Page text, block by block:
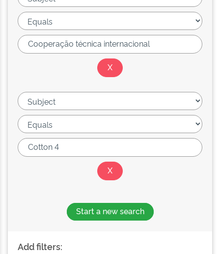
Start a new search
Add filters: